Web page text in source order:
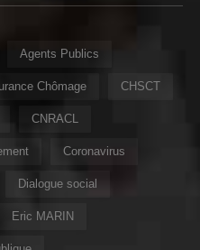
Agents Publics
Chômage CHSCT
CNRACL
Coronavirus
Dialogue social
Eric MARIN